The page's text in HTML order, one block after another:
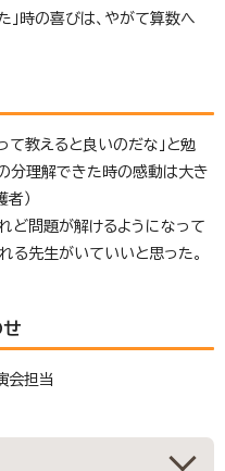
」時の喜びは、やがて算数へ
て教えると良いのだな」と勉
分理解できた時の感動は大き
）
ど問題が解けるようになって
る先生がいていいと思った。
会担当